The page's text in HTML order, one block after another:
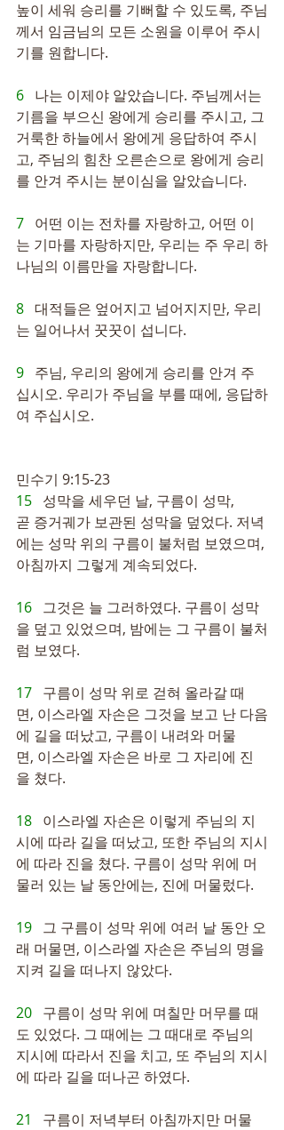
높이 세워 승리를 기뻐할 수 있도록, 주님
께서 임금님의 모든 소원을 이루어 주시
기를 원합니다.
6 나는 이제야 알았습니다. 주님께서는
기름을 부으신 왕에게 승리를 주시고, 그
거룩한 하늘에서 왕에게 응답하여 주시
고, 주님의 힘찬 오른손으로 왕에게 승리
를 안겨 주시는 분이심을 알았습니다.
7 어떤 이는 전차를 자랑하고, 어떤 이
는 기마를 자랑하지만, 우리는 주 우리 하
나님의 이름만을 자랑합니다.
8 대적들은 엎어지고 넘어지지만, 우리
는 일어나서 꿋꿋이 섭니다.
9 주님, 우리의 왕에게 승리를 안겨 주
십시오. 우리가 주님을 부를 때에, 응답하
여 주십시오.
민수기 9:15-23
15 성막을 세우던 날, 구름이 성막,
곧 증거궤가 보관된 성막을 덮었다. 저녁
에는 성막 위의 구름이 불처럼 보였으며,
아침까지 그렇게 계속되었다.
16 그것은 늘 그러하였다. 구름이 성막
을 덮고 있었으며, 밤에는 그 구름이 불처
럼 보였다.
17 구름이 성막 위로 걷혀 올라갈 때
면, 이스라엘 자손은 그것을 보고 난 다음
에 길을 떠났고, 구름이 내려와 머물
면, 이스라엘 자손은 바로 그 자리에 진
을 쳤다.
18 이스라엘 자손은 이렇게 주님의 지
시에 따라 길을 떠났고, 또한 주님의 지시
에 따라 진을 쳤다. 구름이 성막 위에 머
물러 있는 날 동안에는, 진에 머물렀다.
19 그 구름이 성막 위에 여러 날 동안 오
래 머물면, 이스라엘 자손은 주님의 명을
지켜 길을 떠나지 않았다.
20 구름이 성막 위에 며칠만 머무를 때
도 있었다. 그 때에는 그 때대로 주님의
지시에 따라서 진을 치고, 또 주님의 지시
에 따라 길을 떠나곤 하였다.
21 구름이 저녁부터 아침까지만 머물